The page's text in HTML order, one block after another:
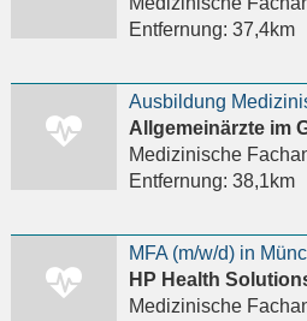
Entfernung: 37,4km
Medizinische
Entfernung: 38,1km
Medizinische